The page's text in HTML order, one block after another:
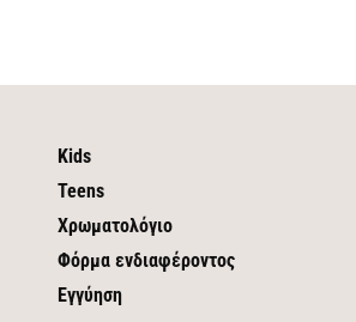
Kids
Teens
Χρωματολόγιο
Φόρμα ενδιαφέροντος
Εγγύηση